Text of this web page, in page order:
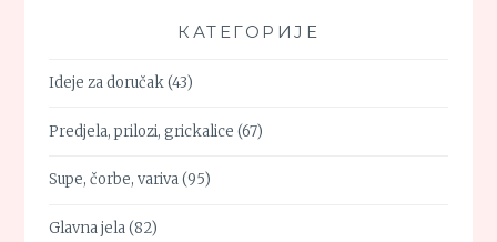
КАТЕГОРИЈЕ
Ideje za doručak(43)
Predjela, prilozi, grickalice (67)
Supe, čorbe, variva(95)
Glavna jela(82)